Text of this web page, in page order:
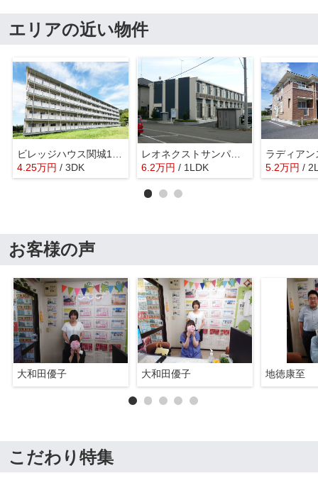
エリアの近い物件
4.25万円 / 3DK
レオネクストサンパティ
6.2万円 / 1LDK
ラディアン
5.2万円 /
お客様の声
大和田優子 大和田優子 地徳康至
こだわり特集